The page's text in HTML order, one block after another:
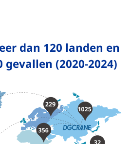
dan 120 landen en
gevallen (2020-2024)